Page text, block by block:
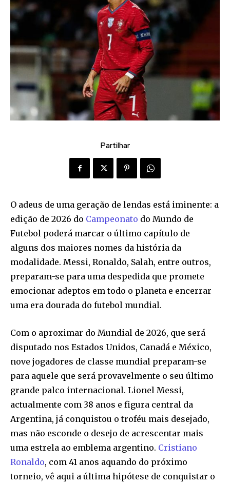
Partilhar
O adeus de uma geração de lendas está iminente: a
edição de 2026 do Campeonato do Mundo de
Futebol poderá marcar o último capítulo de
alguns dos maiores nomes da história da
modalidade. Messi, Ronaldo, Salah, entre outros,
preparam-se para uma despedida que promete
emocionar adeptos em todo o planeta e encerrar
uma era dourada do futebol mundial.
Com o aproximar do Mundial de 2026, que será
disputado nos Estados Unidos, Canadá e México,
nove jogadores de classe mundial preparam-se
para aquele que será provavelmente o seu último
grande palco internacional. Lionel Messi,
actualmente com 38 anos e figura central da
Argentina, já conquistou o troféu mais desejado,
mas não esconde o desejo de acrescentar mais
uma estrela ao emblema argentino. Cristiano
Ronaldo, com 41 anos aquando do próximo
torneio, vê aqui a última hipótese de conquistar o